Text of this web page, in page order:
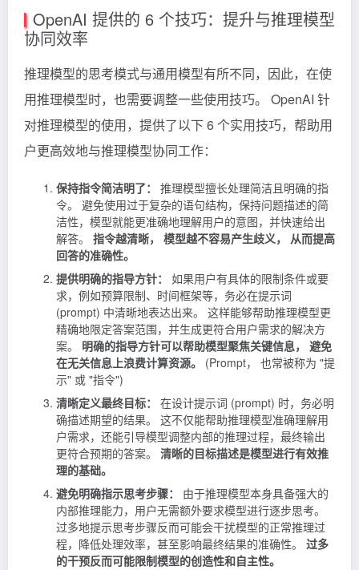
OpenAI 提供的 6 个技巧：提升与推理模型
协同效率
推理模型的思考模式与通用模型有所不同，因此，在使
用推理模型时，也需要调整一些使用技巧。 OpenAI 针
对推理模型的使用，提供了以下 6 个实用技巧，帮助用
户更高效地与推理模型协同工作：
保持指令简洁明了：
推理模型擅长处理简洁且明确的指
令。 避免使用过于复杂的语句结构，保持问题描述的简
洁性，模型就能更准确地理解用户的意图，并快速给出
解答。 指令越清晰， 模型越不容易产生歧义， 从而提高
回答的准确性。
提供明确的指导方针：
如果用户有具体的限制条件或要
求，例如预算限制、时间框架等，务必在提示词
(prompt) 中清晰地表达出来。 这样能够帮助推理模型更
精确地限定答案范围，并生成更符合用户需求的解决方
案。 明确的指导方针可以帮助模型聚焦关键信息， 避免
在无关信息上浪费计算资源。
(Prompt， 也常被称为 "提
示" 或 "指令")
清晰定义最终目标：
在设计提示词 (prompt) 时，务必明
确描述期望的结果。 这不仅能帮助推理模型准确理解用
户需求，还能引导模型调整内部的推理过程，最终输出
更符合预期的答案。 清晰的目标描述是模型进行有效推
理的基础。
避免明确指示思考步骤：
由于推理模型本身具备强大的
内部推理能力，用户无需额外要求模型进行逐步思考。
过多地提示思考步骤反而可能会干扰模型的正常推理过
程，降低处理效率，甚至影响最终结果的准确性。 过多
的干预反而可能限制模型的创造性和自主性。